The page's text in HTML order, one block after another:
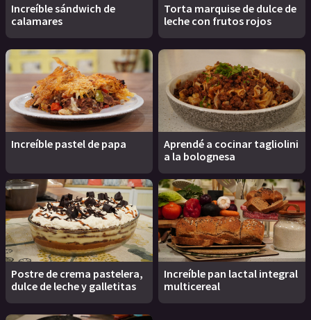
Increíble sándwich de
calamares
Torta marquise de dulce de
leche con frutos rojos
Increíble pastel de papa
Aprendé a cocinar tagliolini
a la bolognesa
Postre de crema pastelera,
dulce de leche y galletitas
Increíble pan lactal integral
multicereal